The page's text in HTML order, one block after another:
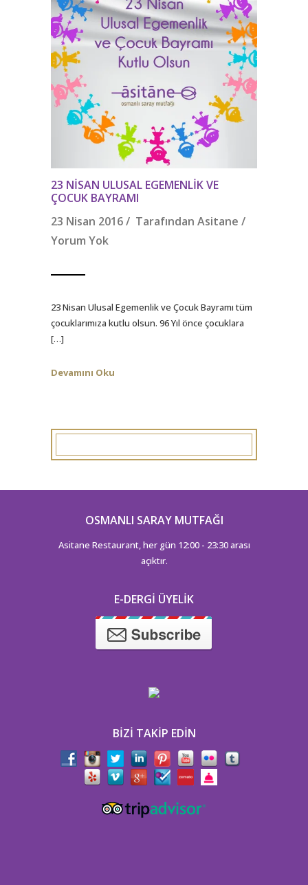
23 NISAN ULUSAL EGEMENLIK VE
ÇOCUK BAYRAMI
23 Nisan 2016 / Tarafından Asitane /
Yorum Yok
23 Nisan Ulusal Egemenlik ve Çocuk Bayramı tüm
çocuklarımıza kutlu olsun. 96 Yıl önce çocuklara
[…]
Devamını Oku
OSMANLI SARAY MUTFAĞI
Asitane Restaurant, her gün 12:00 - 23:30 arası
açıktır.
E-DERGI ÜYELIK
BIZI TAKIP EDIN